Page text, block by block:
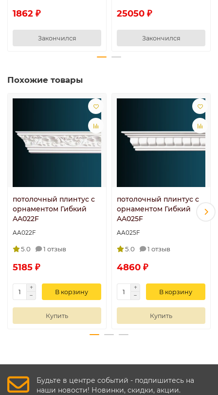
1862 ₽
Закончился
25050 ₽
Закончился
Похожие товары
потолочный плинтус с
орнаментом Гибкий
AA022F
AA022F
5.0 1 отзыв
5185 ₽
В корзину
Купить
потолочный плинтус с
орнаментом Гибкий
AA025F
AA025F
5.0 1 отзыв
4860 ₽
В корзину
Купить
Будьте в центре событий - подпишитесь на
наши новости! Новинки, скидки, акции.